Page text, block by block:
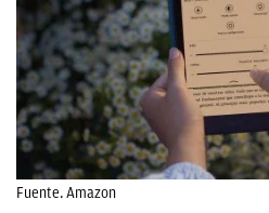
Fuente. Amazon